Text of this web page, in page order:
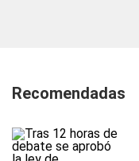
Recomendadas